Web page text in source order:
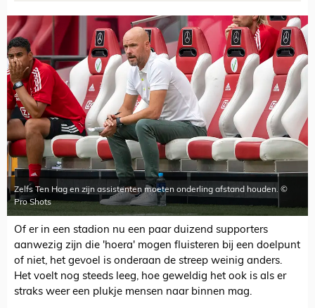
Zelfs Ten Hag en zijn assistenten moeten onderling afstand houden. ©
Pro Shots
Of er in een stadion nu een paar duizend supporters
aanwezig zijn die 'hoera' mogen fluisteren bij een doelpunt
of niet, het gevoel is onderaan de streep weinig anders.
Het voelt nog steeds leeg, hoe geweldig het ook is als er
straks weer een plukje mensen naar binnen mag.